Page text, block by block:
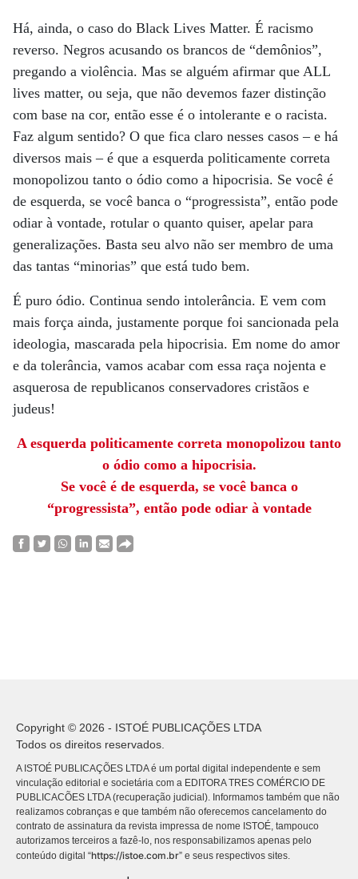
Há, ainda, o caso do Black Lives Matter. É racismo
reverso. Negros acusando os brancos de “demônios”,
pregando a violência. Mas se alguém afirmar que ALL
lives matter, ou seja, que não devemos fazer distinção
com base na cor, então esse é o intolerante e o racista.
Faz algum sentido? O que fica claro nesses casos – e há
diversos mais – é que a esquerda politicamente correta
monopolizou tanto o ódio como a hipocrisia. Se você é
de esquerda, se você banca o “progressista”, então pode
odiar à vontade, rotular o quanto quiser, apelar para
generalizações. Basta seu alvo não ser membro de uma
das tantas “minorias” que está tudo bem.
É puro ódio. Continua sendo intolerância. E vem com
mais força ainda, justamente porque foi sancionada pela
ideologia, mascarada pela hipocrisia. Em nome do amor
e da tolerância, vamos acabar com essa raça nojenta e
asquerosa de republicanos conservadores cristãos e
judeus!
A esquerda politicamente correta monopolizou tanto
o ódio como a hipocrisia.
Se você é de esquerda, se você banca o
“progressista”, então pode odiar à vontade
Copyright © 2026 - ISTOÉ PUBLICAÇÕES LTDA
Todos os direitos reservados.
A ISTOÉ PUBLICAÇÕES LTDA é um portal digital independente e sem
vinculação editorial e societária com a EDITORA TRES COMÉRCIO DE
PUBLICACÕES LTDA (recuperação judicial). Informamos também que não
realizamos cobranças e que também não oferecemos cancelamento do
contrato de assinatura da revista impressa de nome ISTOÉ, tampouco
autorizamos terceiros a fazê-lo, nos responsabilizamos apenas pelo
conteúdo digital “https://istoe.com.br” e seus respectivos sites.